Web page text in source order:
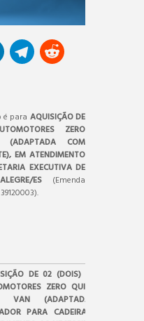
é para AQUISIÇÃO DE
ZERO
(ADAPTADA COM
EM ATENDIMENTO
EXECUTIVA DE
ES (Emenda
DE 02 (DOIS) VEÍCULOS
ZERO QUILOMÊTRO
VAN (ADAPTADA COM
PARA CADEIRANTE), EM